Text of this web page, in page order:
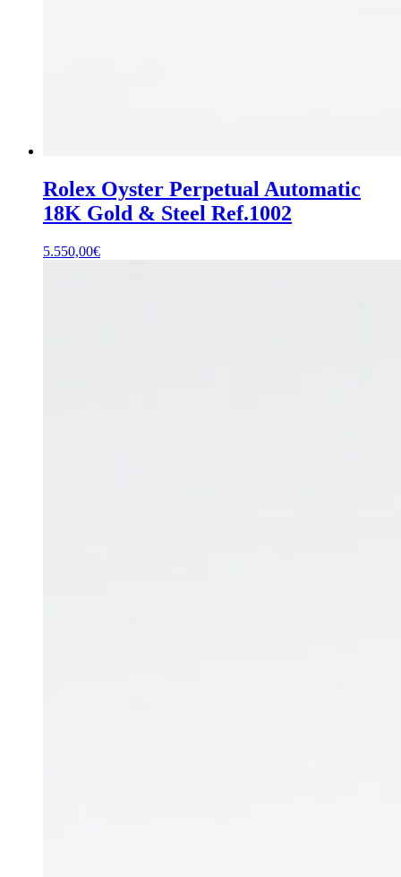
Rolex Oyster Perpetual Automatic
18K Gold & Steel Ref.1002
5.550,00€